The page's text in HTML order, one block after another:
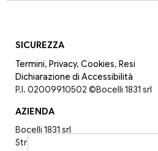
SICUREZZA
Termini, Privacy, Cookies, Resi
Dichiarazione di Accessibilità
P.I. 02009910502 ©Bocelli 1831 srl
AZIENDA
Bocelli 1831 srl
Strada Provinciale per Lajatico 4